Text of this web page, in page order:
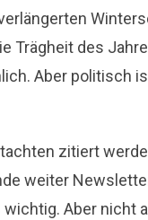
Trägheit des
Aber politisch
zitiert
weiter
Aber nicht